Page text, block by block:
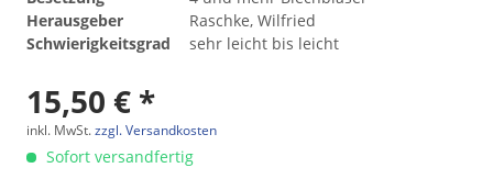
Herausgeber
Raschke, Wilfried
Schwierigkeitsgrad
sehr leicht bis leicht
15,50 € *
inkl. MwSt.zzgl. Versandkosten
Sofort versandfertig